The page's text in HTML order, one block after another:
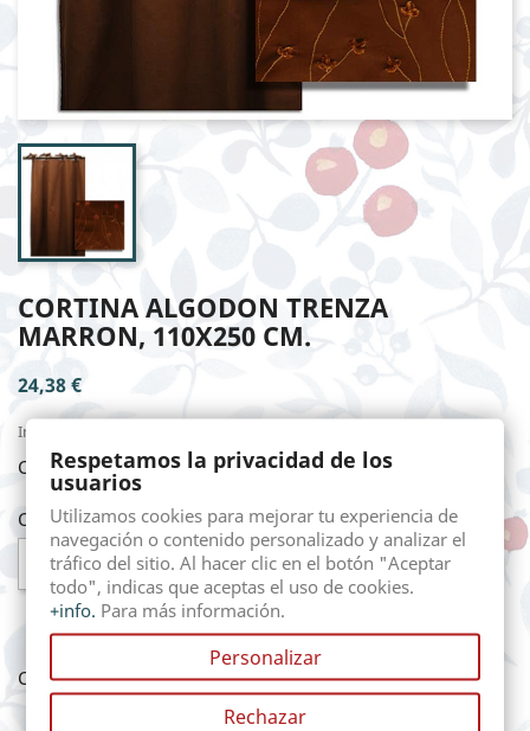
CORTINA ALGODON TRENZA
MARRON, 110X250 CM.
24,38 €
Impuestos incluidos
CORTINA ALGODON TRENZA MARRON, 110X250 cm.
Cantidad
 AÑADIR AL CARRITO
Compartir
Respetamos la privacidad de los
usuarios
Utilizamos cookies para mejorar tu experiencia de
navegación o contenido personalizado y analizar el
tráfico del sitio. Al hacer clic en el botón "Aceptar
todo", indicas que aceptas el uso de cookies.
+info. Para más información.
Personalizar
Rechazar